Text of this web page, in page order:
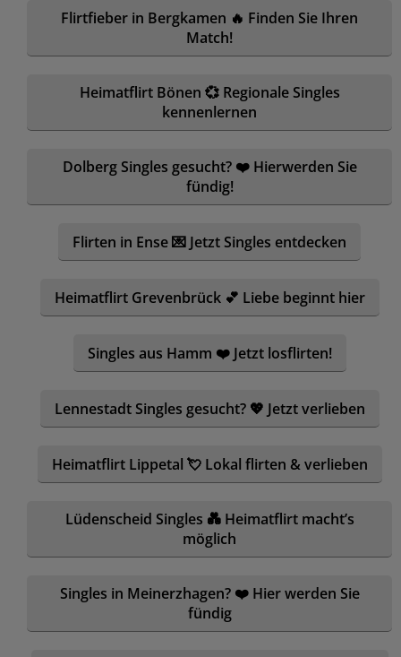
Flirtfieber in Bergkamen 🔥 Finden Sie Ihren
Match!
Heimatflirt Bönen 💞 Regionale Singles
kennenlernen
Dolberg Singles gesucht? ❤️ Hierwerden Sie
fündig!
Flirten in Ense 💌 Jetzt Singles entdecken
Heimatflirt Grevenbrück 💕 Liebe beginnt hier
Singles aus Hamm ❤️ Jetzt losflirten!
Lennestadt Singles gesucht? 💖 Jetzt verlieben
Heimatflirt Lippetal 💘 Lokal flirten & verlieben
Lüdenscheid Singles 💑 Heimatflirt macht’s
möglich
Singles in Meinerzhagen? ❤️ Hier werden Sie
fündig